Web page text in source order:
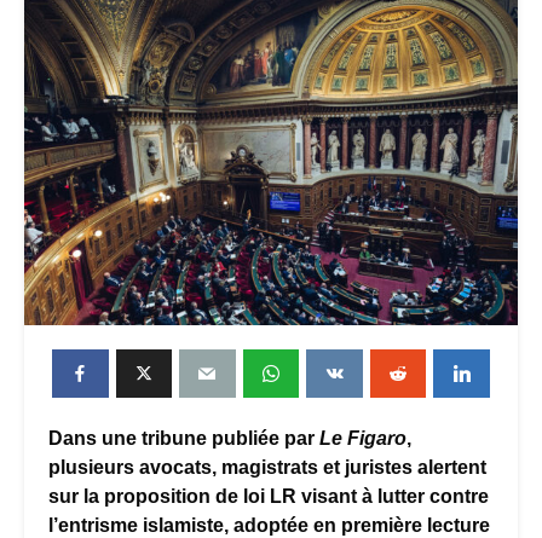
Dans une tribune publiée par Le Figaro,
plusieurs avocats, magistrats et juristes alertent
sur la proposition de loi LR visant à lutter contre
l’entrisme islamiste, adoptée en première lecture